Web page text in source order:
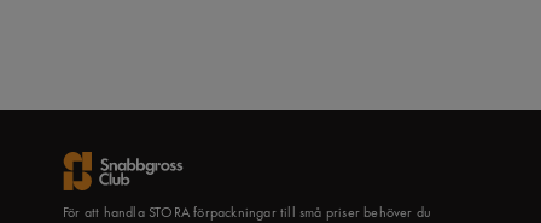
För att handla STORA förpackningar till små priser behöver du